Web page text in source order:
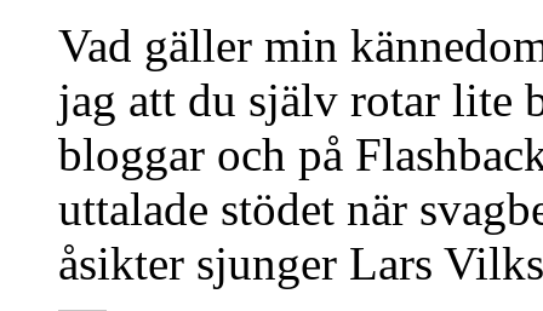
Vad gäller min
jag att du själv rotar lite
bloggar och på
uttalade stödet när
åsikter sjunger Lars